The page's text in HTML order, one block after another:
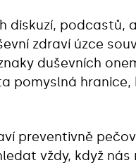
diskuzí, podcastů,
zdraví úzce
duševních
pomyslná hranice,
preventivně
vždy, když